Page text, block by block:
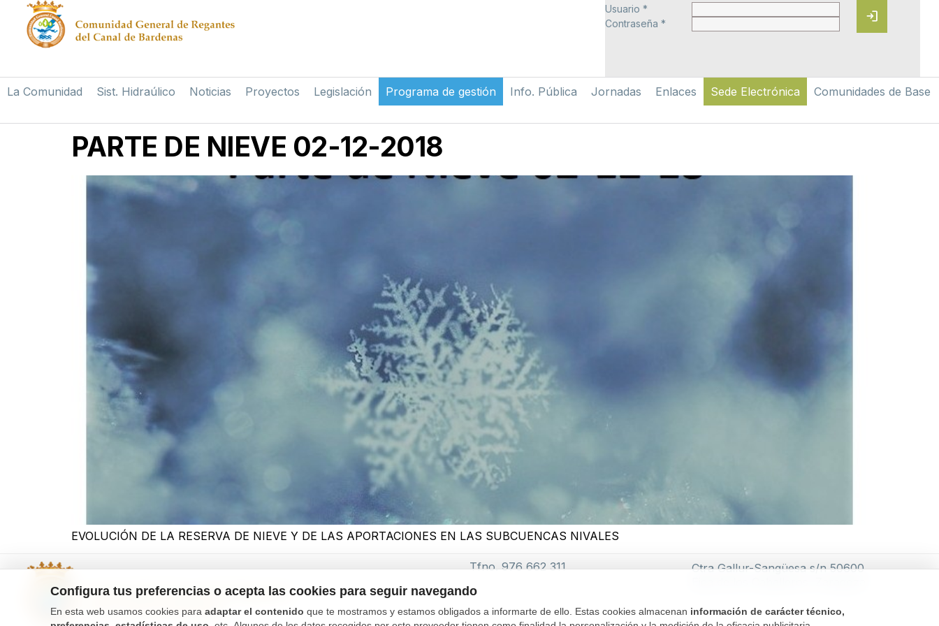
Configura tus preferencias o acepta las cookies para seguir navegando
En esta web usamos cookies para adaptar el contenido que te mostramos y estamos obligados a informarte de ello. Estas cookies almacenan información de carácter técnico,
Usuario *
Contraseña *
login
La Comunidad Sist. Hidraúlico Noticias Proyectos Legislación Programa de gestión Info. Pública Jornadas Enlaces Sede Electrónica Comunidades de Base
PARTE DE NIEVE 02-12-2018
EVOLUCIÓN DE LA RESERVA DE NIEVE Y DE LAS APORTACIONES EN LAS SUBCUENCAS NIVALES
Tfno. 976 662 311
Ctra Gallur-Sangüesa s/n 50600